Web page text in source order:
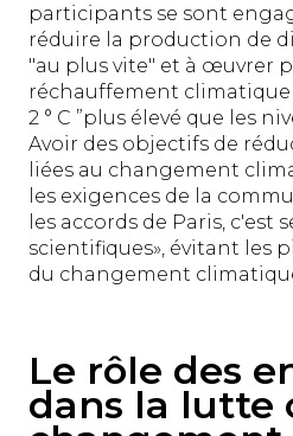
participants se sont
réduire la production de
"au plus vite" et à œuvrer
réchauffement climatique
2 ° C ”plus élevé que les
Avoir des objectifs de
liées au changement
les exigences de la
les accords de Paris, c'est
scientifiques», évitant les
du changement
Le rôle des
dans la lutte